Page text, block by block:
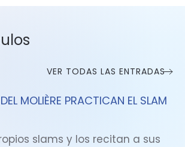
VER TODAS LAS ENTRADAS
MOLIÈRE PRACTICAN EL SLAM
slams y los recitan a sus